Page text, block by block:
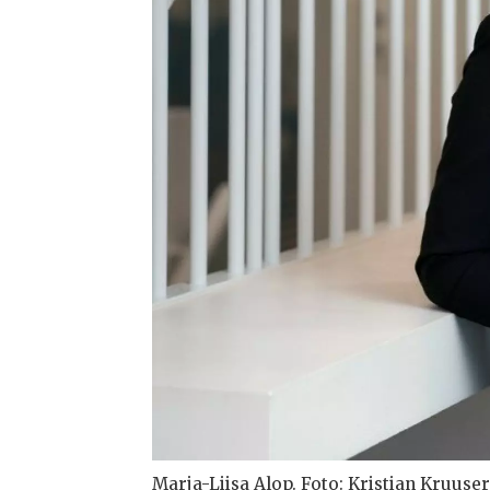
Marja-Liisa Alop. Foto: Kristian Kruuser